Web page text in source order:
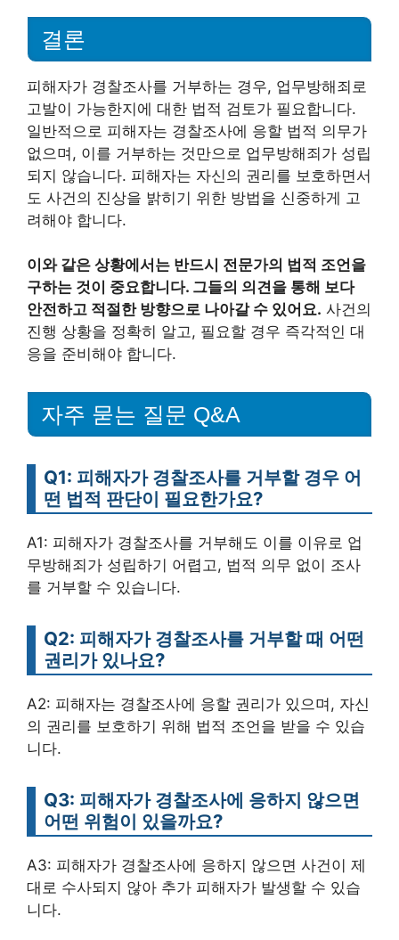
결론
피해자가 경찰조사를 거부하는 경우, 업무방해죄로
고발이 가능한지에 대한 법적 검토가 필요합니다.
일반적으로 피해자는 경찰조사에 응할 법적 의무가
없으며, 이를 거부하는 것만으로 업무방해죄가 성립
되지 않습니다. 피해자는 자신의 권리를 보호하면서
도 사건의 진상을 밝히기 위한 방법을 신중하게 고
려해야 합니다.
이와 같은 상황에서는 반드시 전문가의 법적 조언을
구하는 것이 중요합니다. 그들의 의견을 통해 보다
안전하고 적절한 방향으로 나아갈 수 있어요. 사건의
진행 상황을 정확히 알고, 필요할 경우 즉각적인 대
응을 준비해야 합니다.
자주 묻는 질문 Q&A
Q1: 피해자가 경찰조사를 거부할 경우 어
떤 법적 판단이 필요한가요?
A1: 피해자가 경찰조사를 거부해도 이를 이유로 업
무방해죄가 성립하기 어렵고, 법적 의무 없이 조사
를 거부할 수 있습니다.
Q2: 피해자가 경찰조사를 거부할 때 어떤
권리가 있나요?
A2: 피해자는 경찰조사에 응할 권리가 있으며, 자신
의 권리를 보호하기 위해 법적 조언을 받을 수 있습
니다.
Q3: 피해자가 경찰조사에 응하지 않으면
어떤 위험이 있을까요?
A3: 피해자가 경찰조사에 응하지 않으면 사건이 제
대로 수사되지 않아 추가 피해자가 발생할 수 있습
니다.